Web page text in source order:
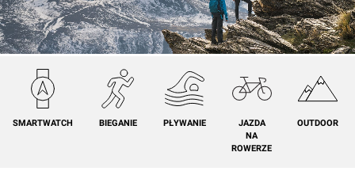
SMARTWATCH BIEGANIE PŁYWANIE
JAZDA
NA
ROWERZE
OUTDOOR